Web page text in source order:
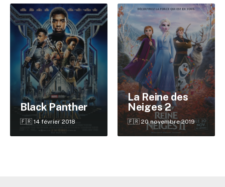
Black Panther
🇫🇷 14 février 2018
La Reine des
Neiges 2
🇫🇷 20 novembre 2019
✕